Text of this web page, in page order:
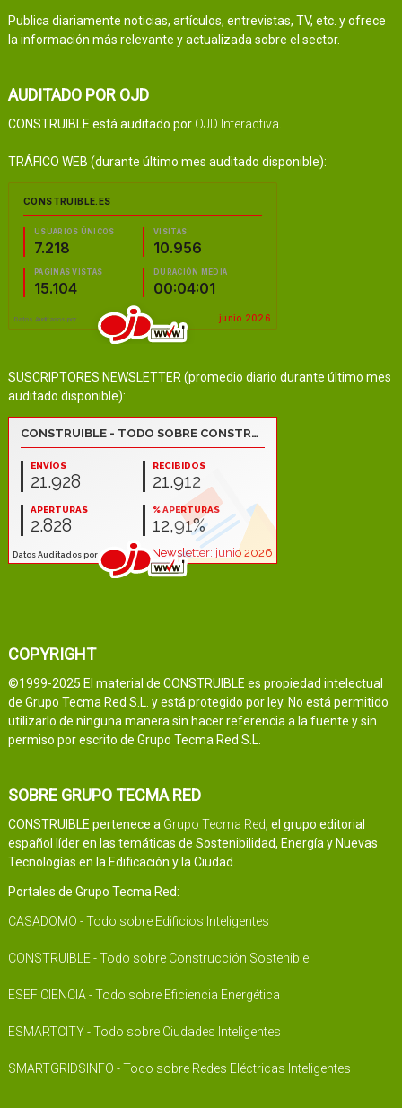
Publica diariamente noticias, artículos, entrevistas, TV, etc. y ofrece
la información más relevante y actualizada sobre el sector.
AUDITADO POR OJD
CONSTRUIBLE está auditado por OJD Interactiva.
TRÁFICO WEB (durante último mes auditado disponible):
SUSCRIPTORES NEWSLETTER (promedio diario durante último mes
auditado disponible):
COPYRIGHT
©1999-2025 El material de CONSTRUIBLE es propiedad intelectual
de Grupo Tecma Red S.L. y está protegido por ley. No está permitido
utilizarlo de ninguna manera sin hacer referencia a la fuente y sin
permiso por escrito de Grupo Tecma Red S.L.
SOBRE GRUPO TECMA RED
CONSTRUIBLE pertenece a Grupo Tecma Red, el grupo editorial
español líder en las temáticas de Sostenibilidad, Energía y Nuevas
Tecnologías en la Edificación y la Ciudad.
Portales de Grupo Tecma Red:
CASADOMO - Todo sobre Edificios Inteligentes
CONSTRUIBLE - Todo sobre Construcción Sostenible
ESEFICIENCIA - Todo sobre Eficiencia Energética
ESMARTCITY - Todo sobre Ciudades Inteligentes
SMARTGRIDSINFO - Todo sobre Redes Eléctricas Inteligentes